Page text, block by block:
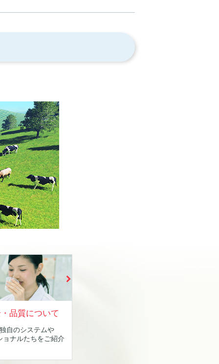
品質について
自のシステムや
ョナルたちをご紹介